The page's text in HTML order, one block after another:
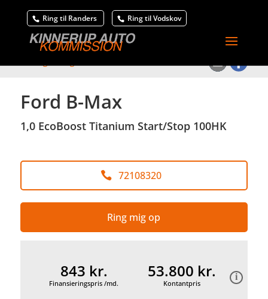
Ring til Randers Ring til Vodskov
Ford B-Max
1,0 EcoBoost Titanium Start/Stop 100HK
72108320
Ring mig op
843 kr.
Finansieringspris /md.
53.800 kr.
Kontantpris